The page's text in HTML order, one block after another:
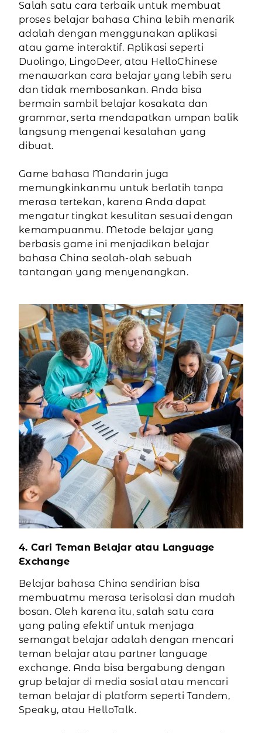
Salah satu cara terbaik untuk membuat
proses belajar bahasa China lebih menarik
adalah dengan menggunakan aplikasi
atau game interaktif. Aplikasi seperti
Duolingo, LingoDeer, atau HelloChinese
menawarkan cara belajar yang lebih seru
dan tidak membosankan. Anda bisa
bermain sambil belajar kosakata dan
grammar, serta mendapatkan umpan balik
langsung mengenai kesalahan yang
dibuat.
Game bahasa Mandarin juga
memungkinkanmu untuk berlatih tanpa
merasa tertekan, karena Anda dapat
mengatur tingkat kesulitan sesuai dengan
kemampuanmu. Metode belajar yang
berbasis game ini menjadikan belajar
bahasa China seolah-olah sebuah
tantangan yang menyenangkan.
4. Cari Teman Belajar atau Language
Exchange
Belajar bahasa China sendirian bisa
membuatmu merasa terisolasi dan mudah
bosan. Oleh karena itu, salah satu cara
yang paling efektif untuk menjaga
semangat belajar adalah dengan mencari
teman belajar atau partner language
exchange. Anda bisa bergabung dengan
grup belajar di media sosial atau mencari
teman belajar di platform seperti Tandem,
Speaky, atau HelloTalk.